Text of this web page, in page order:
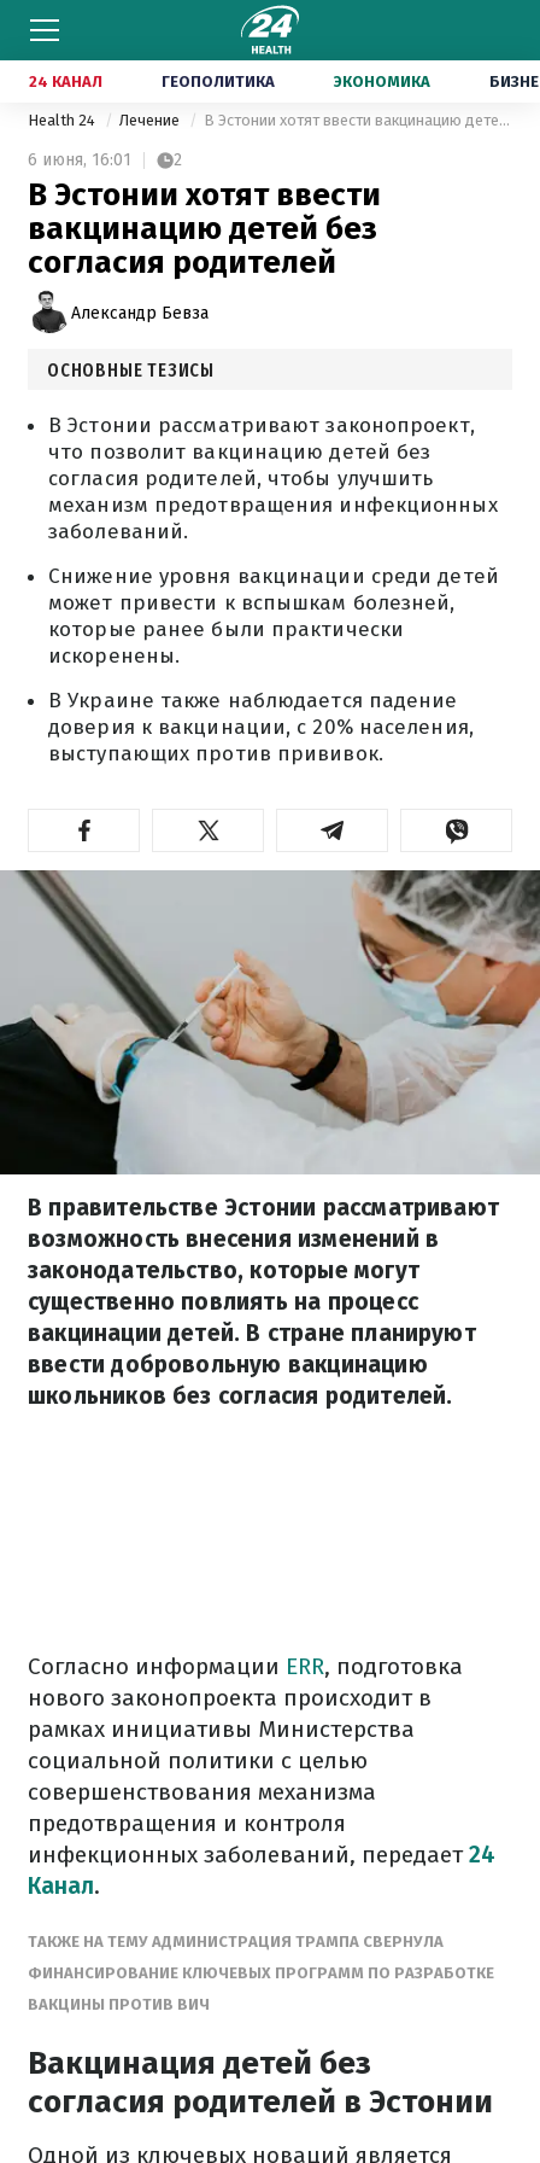
24 КАНАЛ ГЕОПОЛИТИКА ЭКОНОМИКА
Health 24 Лечение В Эстонии хотят ввести вакцинацию детей без согласия родителей
6 июня, 16:01 2
В Эстонии хотят ввести
вакцинацию детей без
согласия родителей
Александр Бевза
ОСНОВНЫЕ ТЕЗИСЫ
В Эстонии рассматривают законопроект,
что позволит вакцинацию детей без
согласия родителей, чтобы улучшить
механизм предотвращения инфекционных
заболеваний.
Снижение уровня вакцинации среди детей
может привести к вспышкам болезней,
которые ранее были практически
искоренены.
В Украине также наблюдается падение
доверия к вакцинации, с 20% населения,
выступающих против прививок.
В правительстве Эстонии рассматривают
возможность внесения изменений в
законодательство, которые могут
существенно повлиять на процесс
вакцинации детей. В стране планируют
ввести добровольную вакцинацию
школьников без согласия родителей.
Согласно информации ERR, подготовка
нового законопроекта происходит в
рамках инициативы Министерства
социальной политики с целью
совершенствования механизма
предотвращения и контроля
инфекционных заболеваний, передает24
Канал.
ТАКЖЕ НА ТЕМУ АДМИНИСТРАЦИЯ ТРАМПА СВЕРНУЛА
ФИНАНСИРОВАНИЕ КЛЮЧЕВЫХ ПРОГРАММ ПО РАЗРАБОТКЕ
ВАКЦИНЫ ПРОТИВ ВИЧ
Вакцинация детей без
согласия родителей в Эстонии
Одной из ключевых новаций является